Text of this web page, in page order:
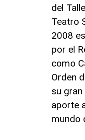
del
Teatro
2008
por el
como
Orden
su
aporte
mundo